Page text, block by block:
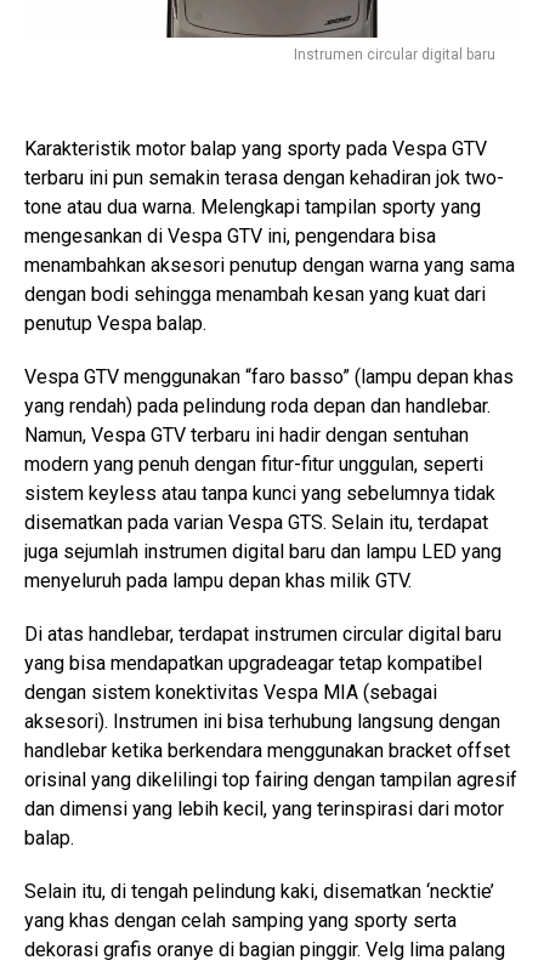
Instrumen circular digital baru
Karakteristik motor balap yang sporty pada Vespa GTV
terbaru ini pun semakin terasa dengan kehadiran jok two-
tone atau dua warna. Melengkapi tampilan sporty yang
mengesankan di Vespa GTV ini, pengendara bisa
menambahkan aksesori penutup dengan warna yang sama
dengan bodi sehingga menambah kesan yang kuat dari
penutup Vespa balap.
Vespa GTV menggunakan “faro basso” (lampu depan khas
yang rendah) pada pelindung roda depan dan handlebar.
Namun, Vespa GTV terbaru ini hadir dengan sentuhan
modern yang penuh dengan fitur-fitur unggulan, seperti
sistem keyless atau tanpa kunci yang sebelumnya tidak
disematkan pada varian Vespa GTS. Selain itu, terdapat
juga sejumlah instrumen digital baru dan lampu LED yang
menyeluruh pada lampu depan khas milik GTV.
Di atas handlebar, terdapat instrumen circular digital baru
yang bisa mendapatkan upgradeagar tetap kompatibel
dengan sistem konektivitas Vespa MIA (sebagai
aksesori). Instrumen ini bisa terhubung langsung dengan
handlebar ketika berkendara menggunakan bracket offset
orisinal yang dikelilingi top fairing dengan tampilan agresif
dan dimensi yang lebih kecil, yang terinspirasi dari motor
balap.
Selain itu, di tengah pelindung kaki, disematkan ‘necktie’
yang khas dengan celah samping yang sporty serta
dekorasi grafis oranye di bagian pinggir. Velg lima palang